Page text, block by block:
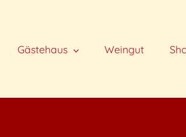
Gästehaus Weingut